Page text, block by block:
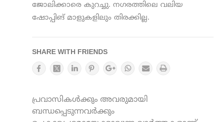
ജോലിക്കാരെ കുറച്ചു. നഗരത്തിലെ വലിയ
ഷോപ്പിങ് മാളുകളിലും തിരക്കില്ല.
SHARE WITH FRIENDS
പ്രവാസികൾക്കും അവരുമായി
ബന്ധപ്പെടുന്നവർക്കും